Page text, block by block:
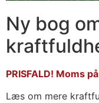
Ny bog
PRISFALD! Moms
Læs om mere